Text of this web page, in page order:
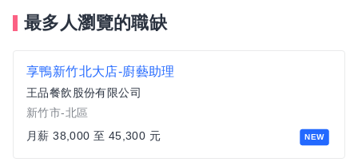
最多人瀏覽的職缺
NEW
享鴨新竹北大店-廚藝助理
王品餐飲股份有限公司
新竹市-北區
月薪 38,000 至 45,300 元